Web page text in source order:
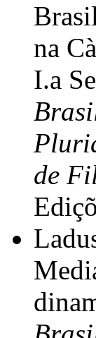
na
I.a
de